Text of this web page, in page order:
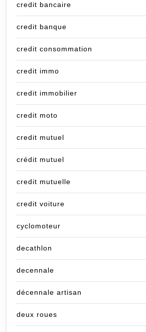
credit bancaire
credit banque
credit consommation
credit immo
credit immobilier
credit moto
credit mutuel
crédit mutuel
credit mutuelle
credit voiture
cyclomoteur
decathlon
decennale
décennale artisan
deux roues